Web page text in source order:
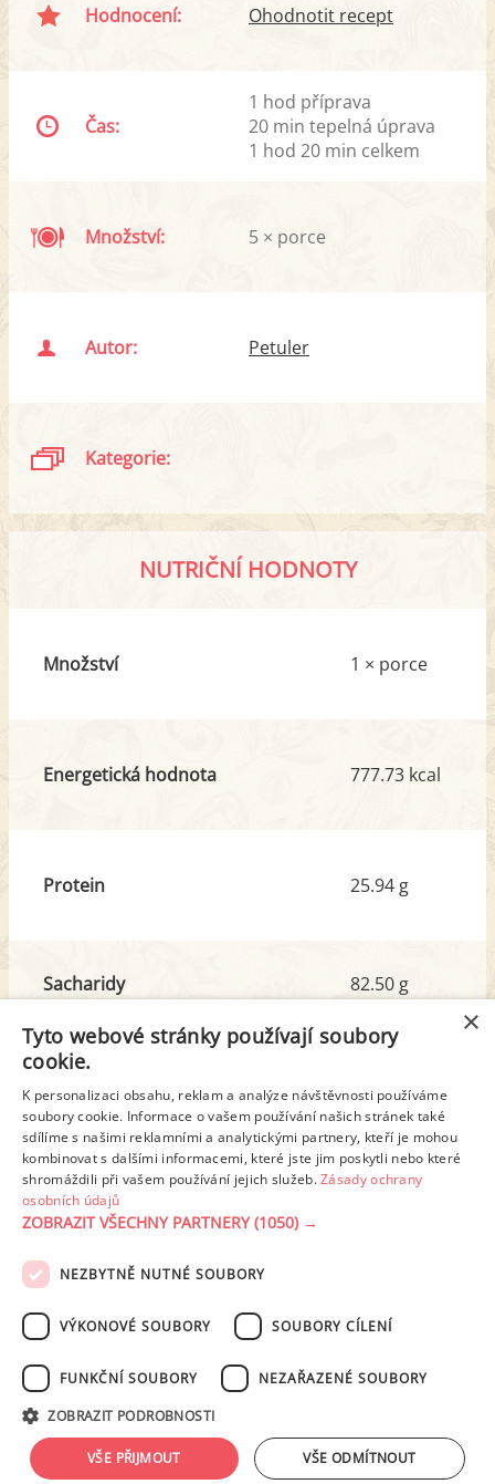
Hodnocení: Ohodnotit recept
Čas:
1 hod příprava
20 min tepelná úprava
1 hod 20 min celkem
Množství: 5 × porce
Autor: Petuler
Kategorie:
NUTRIČNÍ HODNOTY
Množství 1 × porce
Energetická hodnota 777.73 kcal
Protein 25.94 g
Sacharidy
z toho cukr
82.50 g
7.15 g
Tuk
z toho nas. mastné kyseliny
36.66 g
19.29 g
Detailní rozpis
PODMÍNKY UŽITÍ ZÁSADY OCHRANY OSOBNÍCH ÚDAJŮ
NASTAVENÍ COOKIES
tohoto serveru je bez písemného souhlasu provozovatele zakázáno.
Design: Eva Roverová
×
Tyto webové stránky používají soubory
cookie.
K personalizaci obsahu, reklam a analýze návštěvnosti používáme
soubory cookie. Informace o vašem používání našich stránek také
sdílíme s našimi reklamními a analytickými partnery, kteří je mohou
kombinovat s dalšími informacemi, které jste jim poskytli nebo které
shromáždili při vašem používání jejich služeb.Zásady ochrany
osobních údajů
ZOBRAZIT VŠECHNY PARTNERY(1050) →
NEZBYTNĚ NUTNÉ SOUBORY
VÝKONOVÉ SOUBORY SOUBORY CÍLENÍ
FUNKČNÍ SOUBORY NEZAŘAZENÉ SOUBORY
ZOBRAZIT PODROBNOSTI
VŠE PŘIJMOUT VŠE ODMÍTNOUT